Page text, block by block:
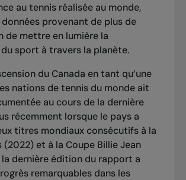
au tennis réalisée au monde,
provenant de plus de
de mettre en lumière la
sport à travers la planète.
du Canada en tant qu’une
nations de tennis du monde ait
au cours de la dernière
récemment lorsque le pays a
titres mondiaux consécutifs à la
(2022) et à la Coupe Billie Jean
la dernière édition du rapport a
remarquables dans les